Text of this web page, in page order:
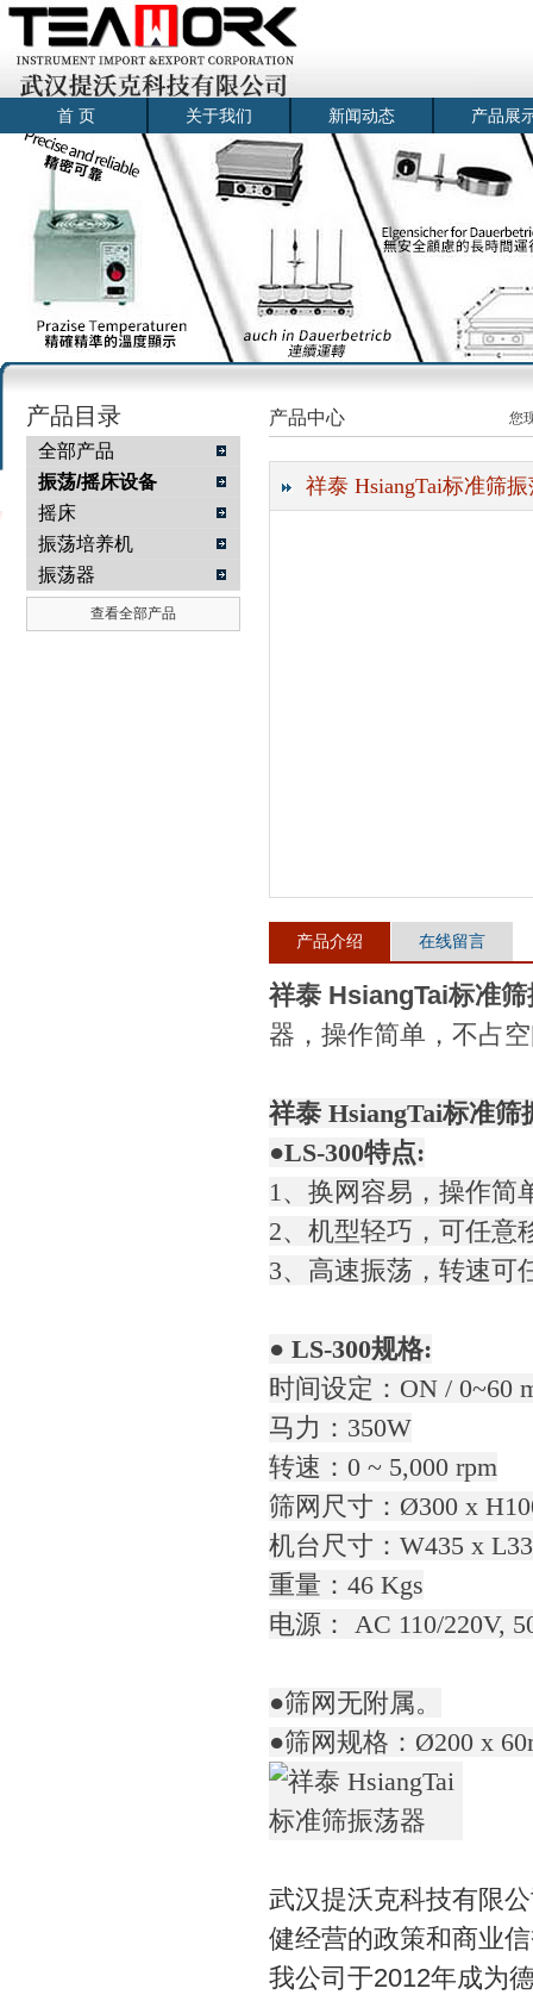
武汉提沃克科技有限公司
首 页 关于我们 新闻动态 产品展
产品目录
全部产品
振荡/摇床设备
摇床
振荡培养机
振荡器
查看全部产品
产品中心 您
祥泰 HsiangTai标准筛
产品介绍 在线留言
祥泰 HsiangTai标准
器，操作简单，不占
祥泰 HsiangTai标准筛
●LS-300特点:
1、换网容易，操作简
2、机型轻巧，可任意
3、高速振荡，转速可
● LS-300规格:
时间设定：ON / 0~60
马力：350W
转速：0 ~ 5,000 rpm
筛网尺寸：Ø300 x
机台尺寸：W435 x
重量：46 Kgs
电源： AC 110/220V,
●筛网无附属。
●筛网规格：Ø200 x
武汉提沃克科技有限
健经营的政策和商业
我公司于2012年成为